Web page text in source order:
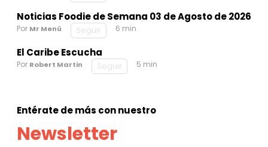
Noticias Foodie de Semana 03 de Agosto de 2026
Por Mr Menú Seguir 6 min
El Caribe Escucha
Por Robert Martin Seguir 5 min
Entérate de más con nuestro
Newsletter